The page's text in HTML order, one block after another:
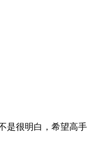
是很明白，希望高手